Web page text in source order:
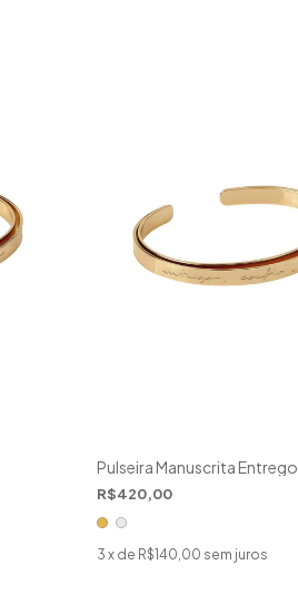
Pulseira Manuscrita Entrego
R$420,00
3 x de R$140,00 sem juros